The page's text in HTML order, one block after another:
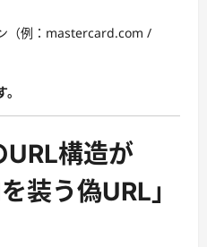
（例：mastercard.com /
構造が
装う偽URL」